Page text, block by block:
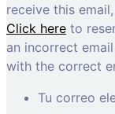
receive this
Click here to
an incorrect
with the correct
Tu correo